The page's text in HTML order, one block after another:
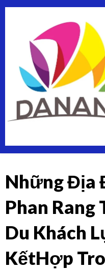
Skip
Những Địa
Phan
Du Khách
KếtHợp